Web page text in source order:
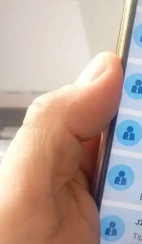
FILTRO POR MARCA
Microsoft 1
Scorpware 3
FILTRO POR TIPO DE STOCK